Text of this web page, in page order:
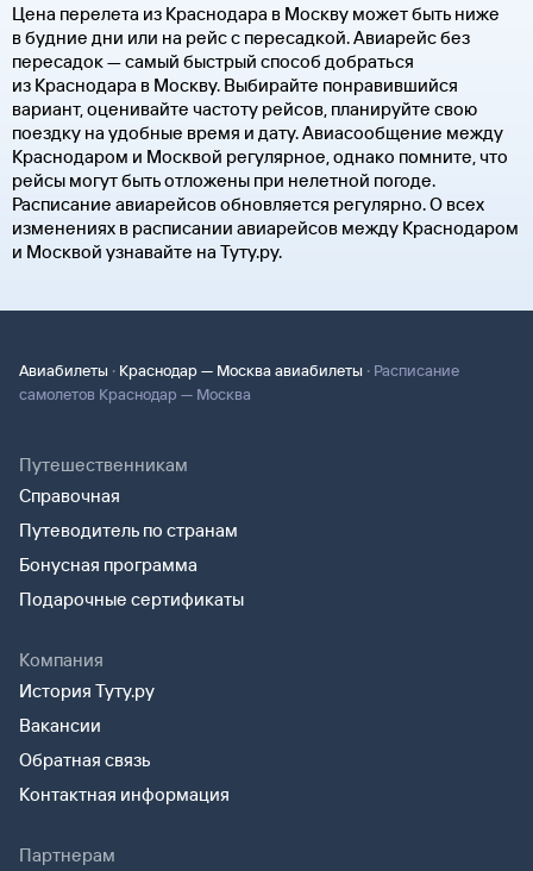
Цена перелета из Краснодара в Москву может быть ниже
в будние дни или на рейс с пересадкой. Авиарейс без
пересадок — самый быстрый способ добраться
из Краснодара в Москву. Выбирайте понравившийся
вариант, оценивайте частоту рейсов, планируйте свою
поездку на удобные время и дату. Авиасообщение между
Краснодаром и Москвой регулярное, однако помните, что
рейсы могут быть отложены при нелетной погоде.
Расписание авиарейсов обновляется регулярно. О всех
изменениях в расписании авиарейсов между Краснодаром
и Москвой узнавайте на Туту.ру.
Авиабилеты · Краснодар — Москва авиабилеты · Расписание
самолетов Краснодар — Москва
Путешественникам
Справочная
Путеводитель по странам
Бонусная программа
Подарочные сертификаты
Компания
История Туту.ру
Вакансии
Обратная связь
Контактная информация
Партнерам